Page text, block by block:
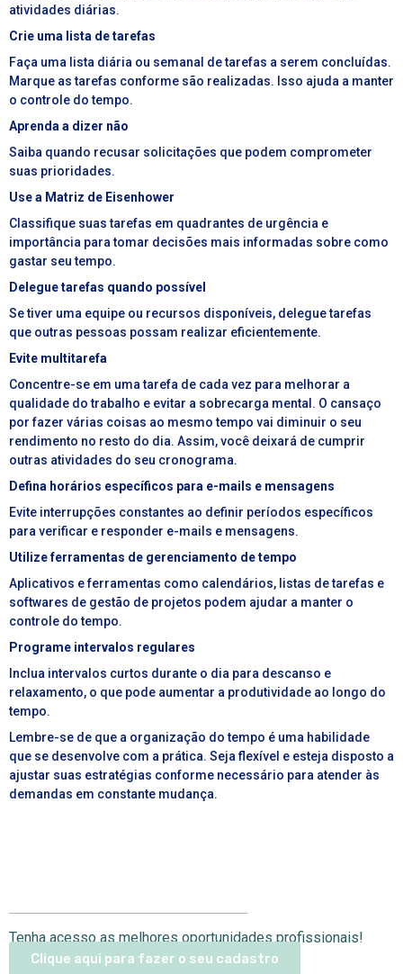
atividades diárias.
Crie uma lista de tarefas
Faça uma lista diária ou semanal de tarefas a serem concluídas.
Marque as tarefas conforme são realizadas. Isso ajuda a manter
o controle do tempo.
Aprenda a dizer não
Saiba quando recusar solicitações que podem comprometer
suas prioridades.
Use a Matriz de Eisenhower
Classifique suas tarefas em quadrantes de urgência e
importância para tomar decisões mais informadas sobre como
gastar seu tempo.
Delegue tarefas quando possível
Se tiver uma equipe ou recursos disponíveis, delegue tarefas
que outras pessoas possam realizar eficientemente.
Evite multitarefa
Concentre-se em uma tarefa de cada vez para melhorar a
qualidade do trabalho e evitar a sobrecarga mental. O cansaço
por fazer várias coisas ao mesmo tempo vai diminuir o seu
rendimento no resto do dia. Assim, você deixará de cumprir
outras atividades do seu cronograma.
Defina horários específicos para e-mails e mensagens
Evite interrupções constantes ao definir períodos específicos
para verificar e responder e-mails e mensagens.
Utilize ferramentas de gerenciamento de tempo
Aplicativos e ferramentas como calendários, listas de tarefas e
softwares de gestão de projetos podem ajudar a manter o
controle do tempo.
Programe intervalos regulares
Inclua intervalos curtos durante o dia para descanso e
relaxamento, o que pode aumentar a produtividade ao longo do
tempo.
Lembre-se de que a organização do tempo é uma habilidade
que se desenvolve com a prática. Seja flexível e esteja disposto a
ajustar suas estratégias conforme necessário para atender às
demandas em constante mudança.
Tenha acesso as melhores oportunidades profissionais!
Clique aqui para fazer o seu cadastro